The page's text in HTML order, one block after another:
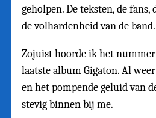
geholpen. De teksten, de fans,
de volhardenheid van de band.
Zojuist hoorde ik het
laatste album Gigaton. Al
en het pompende geluid van
stevig binnen bij me.